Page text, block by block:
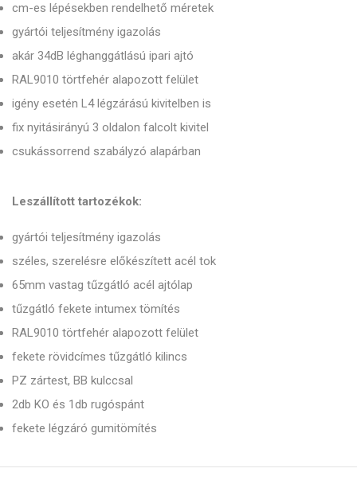
cm-es lépésekben rendelhető méretek
gyártói teljesítmény igazolás
akár 34dB léghanggátlású ipari ajtó
RAL9010 törtfehér alapozott felület
igény esetén L4 légzárású kivitelben is
fix nyitásirányú 3 oldalon falcolt kivitel
csukássorrend szabályzó alapárban
Leszállított tartozékok:
gyártói teljesítmény igazolás
széles, szerelésre előkészített acél tok
65mm vastag tűzgátló acél ajtólap
tűzgátló fekete intumex tömítés
RAL9010 törtfehér alapozott felület
fekete rövidcímes tűzgátló kilincs
PZ zártest, BB kulccsal
2db KO és 1db rugóspánt
fekete légzáró gumitömítés